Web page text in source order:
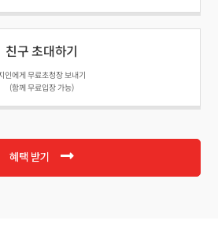
친구 초대하기
인에게 무료초청장 보내기
(함께 무료입장 가능)
혜택 받기